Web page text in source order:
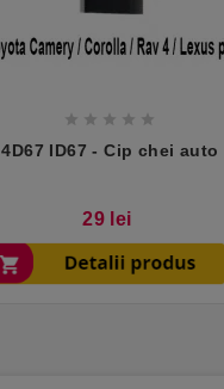
    
4D67 ID67 - Cip chei auto
29 lei